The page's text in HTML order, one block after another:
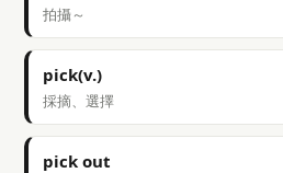
拍攝～
pick(v.)
採摘、選擇
pick out